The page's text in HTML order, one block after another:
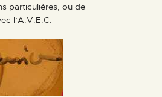
particulières, ou de
l’A.V.E.C.